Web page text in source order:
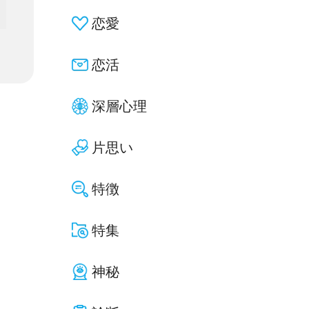
恋愛
恋活
深層心理
片思い
特徴
特集
神秘